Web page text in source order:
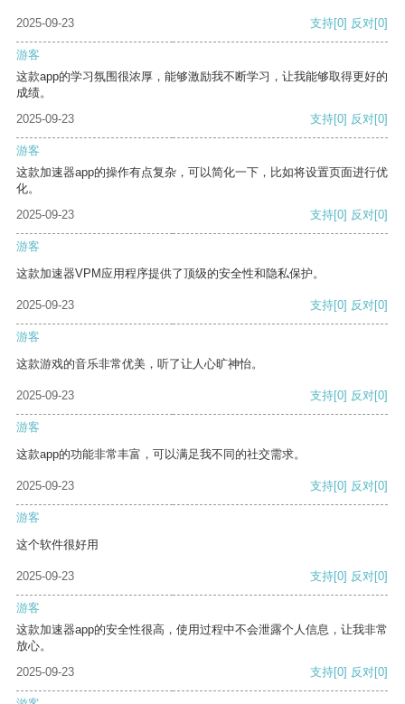
2025-09-23 支持[0] 反对[0]
游客
这款app的学习氛围很浓厚，能够激励我不断学习，让我能够取得更好的
成绩。
2025-09-23
支持[0] 反对[0]
游客
这款加速器app的操作有点复杂，可以简化一下，比如将设置页面进行优
化。
2025-09-23
支持[0] 反对[0]
游客
这款加速器VPM应用程序提供了顶级的安全性和隐私保护。
2025-09-23 支持[0] 反对[0]
游客
这款游戏的音乐非常优美，听了让人心旷神怡。
2025-09-23 支持[0] 反对[0]
游客
这款app的功能非常丰富，可以满足我不同的社交需求。
2025-09-23 支持[0] 反对[0]
游客
这个软件很好用
2025-09-23 支持[0] 反对[0]
游客
这款加速器app的安全性很高，使用过程中不会泄露个人信息，让我非常
放心。
2025-09-23
支持[0] 反对[0]